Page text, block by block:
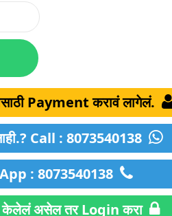
Payment करावं लागेलं.
Call : 8073540138
: 8073540138
केलेलं असेल तर Login करा